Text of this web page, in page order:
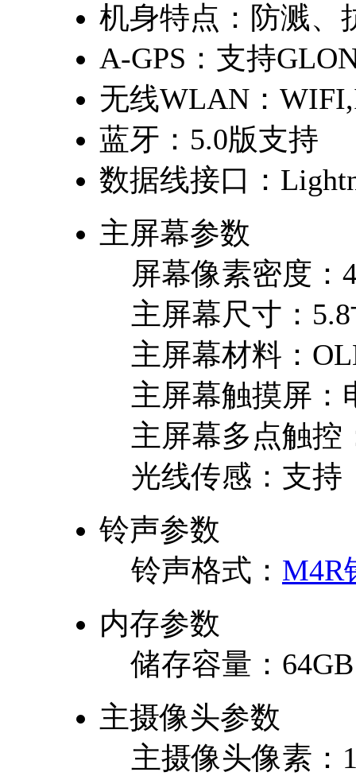
机身特点： 防溅、
A-GPS： 支持
无线WLAN：
蓝牙： 5.0版支持
数据线接口：
主屏幕参数
屏幕像素密度：
主屏幕尺寸：
主屏幕材料：
主屏幕触摸屏：
主屏幕多点触控
光线传感： 支持
铃声参数
铃声格式： M4R
内存参数
储存容量： 64GB
主摄像头参数
主摄像头像素：